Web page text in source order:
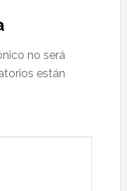
no será
están